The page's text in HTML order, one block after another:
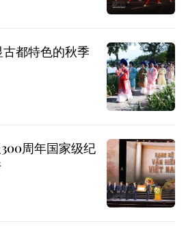
都特色的秋季
周年国家级纪